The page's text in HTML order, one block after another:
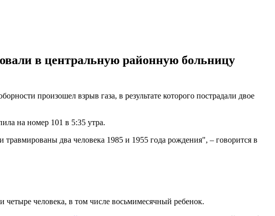
в центральную районную больницу
произошел взрыв газа, в результате которого пострадали двое
на номер 101 в 5:35 утра.
два человека 1985 и 1955 года рождения", – говорится в
четыре человека, в том числе восьмимесячный ребенок.